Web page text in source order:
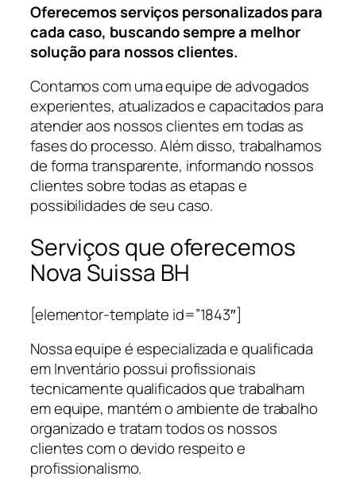
Oferecemos serviços personalizados para
cada caso, buscando sempre a melhor
solução para nossos clientes.
Contamos com uma equipe de advogados
experientes, atualizados e capacitados para
atender aos nossos clientes em todas as
fases do processo. Além disso, trabalhamos
de forma transparente, informando nossos
clientes sobre todas as etapas e
possibilidades de seu caso.
Serviços que oferecemos
Nova Suissa BH
[elementor-template id=”1843″]
Nossa equipe é especializada e qualificada
em Inventário possui profissionais
tecnicamente qualificados que trabalham
em equipe, mantém o ambiente de trabalho
organizado e tratam todos os nossos
clientes com o devido respeito e
profissionalismo.